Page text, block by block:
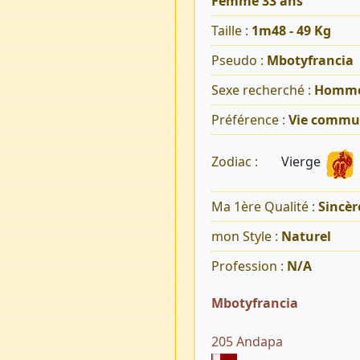
Taille : 1m48 - 49 Kg
Pseudo : Mbotyfrancia
Sexe recherché :
Préférence : Vie
Zodiac : Vierge
Ma 1ère Qualité :
mon Style : Naturel
Profession : N/A
Mbotyfrancia
205 Andapa